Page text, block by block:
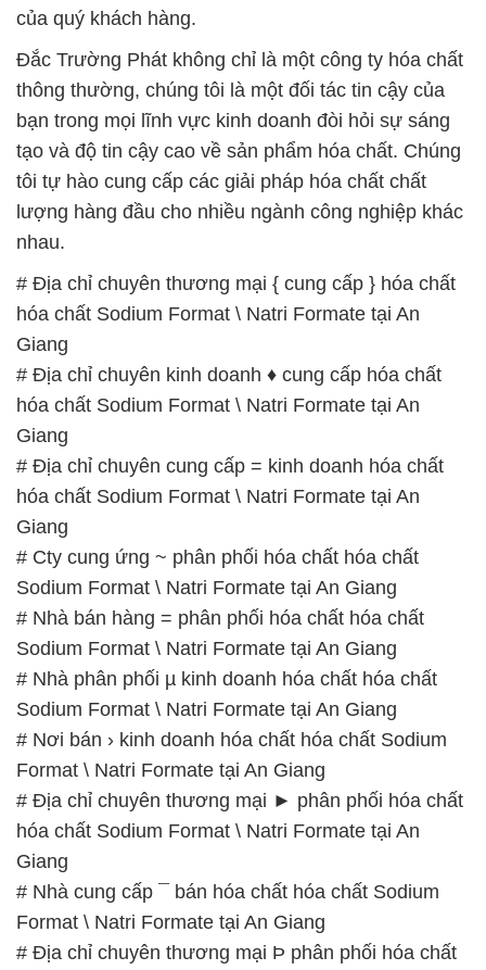
của quý khách hàng.
Đắc Trường Phát không chỉ là một công ty hóa chất
thông thường, chúng tôi là một đối tác tin cậy của
bạn trong mọi lĩnh vực kinh doanh đòi hỏi sự sáng
tạo và độ tin cậy cao về sản phẩm hóa chất. Chúng
tôi tự hào cung cấp các giải pháp hóa chất chất
lượng hàng đầu cho nhiều ngành công nghiệp khác
nhau.
# Địa chỉ chuyên thương mại { cung cấp } hóa chất
hóa chất Sodium Format \ Natri Formate tại An
Giang
# Địa chỉ chuyên kinh doanh ♦ cung cấp hóa chất
hóa chất Sodium Format \ Natri Formate tại An
Giang
# Địa chỉ chuyên cung cấp = kinh doanh hóa chất
hóa chất Sodium Format \ Natri Formate tại An
Giang
# Cty cung ứng ~ phân phối hóa chất hóa chất
Sodium Format \ Natri Formate tại An Giang
# Nhà bán hàng = phân phối hóa chất hóa chất
Sodium Format \ Natri Formate tại An Giang
# Nhà phân phối µ kinh doanh hóa chất hóa chất
Sodium Format \ Natri Formate tại An Giang
# Nơi bán › kinh doanh hóa chất hóa chất Sodium
Format \ Natri Formate tại An Giang
# Địa chỉ chuyên thương mại ► phân phối hóa chất
hóa chất Sodium Format \ Natri Formate tại An
Giang
# Nhà cung cấp ¯ bán hóa chất hóa chất Sodium
Format \ Natri Formate tại An Giang
# Địa chỉ chuyên thương mại Þ phân phối hóa chất